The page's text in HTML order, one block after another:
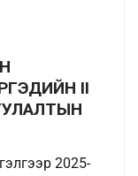
II
2025-